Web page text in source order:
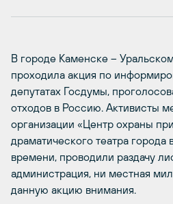
В городе Каменске –
проходила акция по
депутатах Госдумы,
отходов в Россию. Активисты
организации «Центр охраны
драматического театра города
времени, проводили раздачу
администрация, ни местная
данную акцию внимания.